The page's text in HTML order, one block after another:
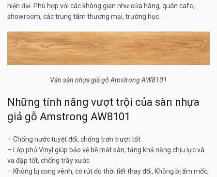
hiện đại. Phù hợp với các không gian như cửa hàng, quán cafe,
showroom, các trung tâm thương mại, trường học.
Ván sàn nhựa giả gỗ Amstrong AW8101
Những tính năng vượt trội của sàn nhựa
giả gỗ Amstrong AW8101
– Chống nước tuyệt đối, chống trơn trượt tốt
– Lớp phủ Vinyl giúp bảo vệ bề mặt sàn, tăng khả năng chịu lực và
va đập tốt, chống trầy xước
– Không bị cong vênh, co rút do thời tiết thay đổi, Không bị ẩm mốc,